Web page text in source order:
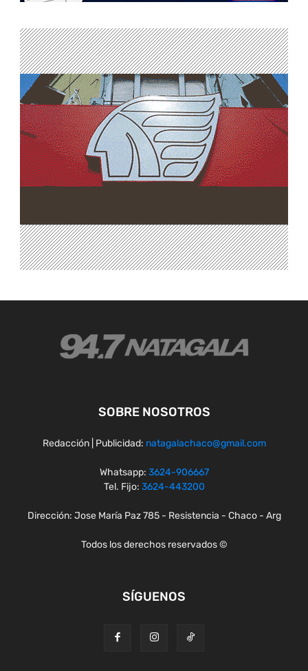
SOBRE NOSOTROS
Redacción | Publicidad: natagalachaco@gmail.com
Whatsapp: 3624-906667
Tel. Fijo: 3624-443200
Dirección: Jose María Paz 785 - Resistencia - Chaco - Arg
Todos los derechos reservados ©
SÍGUENOS